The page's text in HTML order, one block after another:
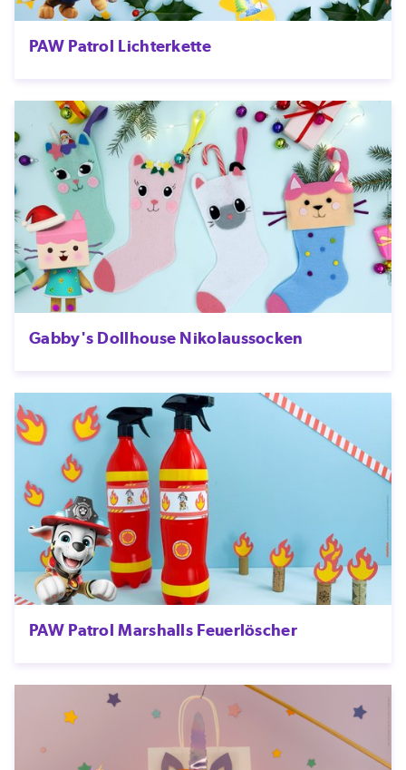
PAW Patrol Lichterkette
Gabby's Dollhouse Nikolaussocken
PAW Patrol Marshalls Feuerlöscher